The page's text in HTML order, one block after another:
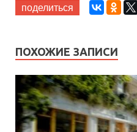
поделиться
ПОХОЖИЕ ЗАПИСИ